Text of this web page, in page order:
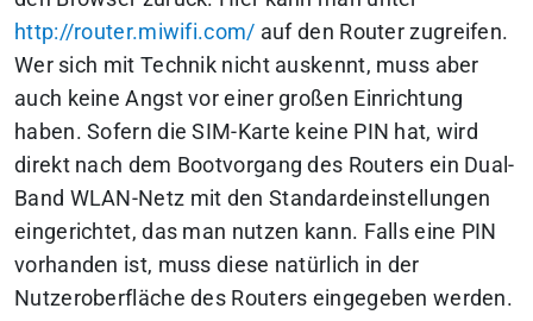
http://router.miwifi.com/ auf den Router zugreifen.
Wer sich mit Technik nicht auskennt, muss aber
auch keine Angst vor einer großen Einrichtung
haben. Sofern die SIM-Karte keine PIN hat, wird
direkt nach dem Bootvorgang des Routers ein Dual-
Band WLAN-Netz mit den Standardeinstellungen
eingerichtet, das man nutzen kann. Falls eine PIN
vorhanden ist, muss diese natürlich in der
Nutzeroberfläche des Routers eingegeben werden.